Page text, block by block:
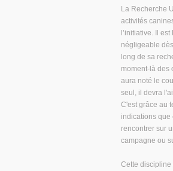
La Recherche
activités
l’initiative. Il
négligeable
long de sa
moment-là des
aura noté le
seul, il devra
C'est grâce au
indications que
rencontrer sur
campagne ou
Cette discipline